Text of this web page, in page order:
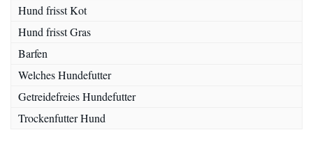
Hund frisst Kot
Hund frisst Gras
Barfen
Welches Hundefutter
Getreidefreies Hundefutter
Trockenfutter Hund